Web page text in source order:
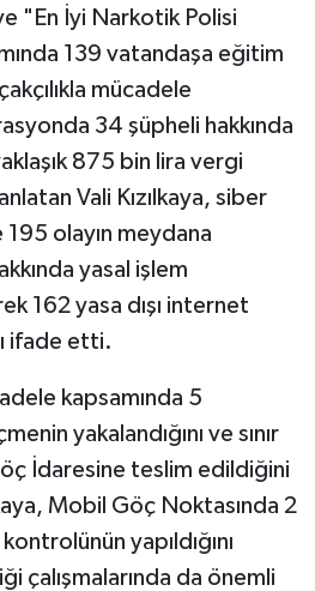
"En İyi Narkotik Polisi
139 vatandaşa eğitim
mücadele
34 şüpheli hakkında
875 bin lira vergi
Vali Kızılkaya, siber
olayın meydana
yasal işlem
162 yasa dışı internet
ifade etti.
kapsamında 5
yakalandığını ve sınır
İdaresine teslim edildiğini
Mobil Göç Noktasında 2
yapıldığını
çalışmalarında da önemli